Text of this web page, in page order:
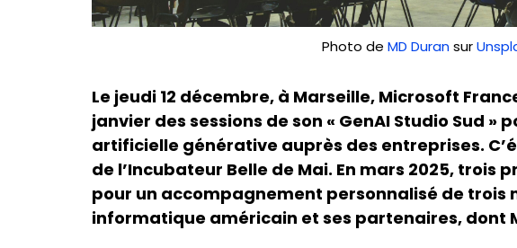
Photo de MD Duransur
Le jeudi 12 décembre, à Marseille, Microsoft
janvier des sessions de son « GenAI Studio Sud »
artificielle générative auprès des entreprises.
de l’Incubateur Belle de Mai. En mars 2025, trois
pour un accompagnement personnalisé de trois
informatique américain et ses partenaires, dont